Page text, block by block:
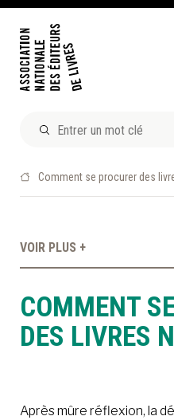
DOSSIERS ET ENJEUX
PERFECTIONNEMENT
ET SERVICES AUX
RÉPERTOIRE DES
CALENDRIER
Comment se procurer des
COMMENT
DES LIVRES
Après mûre réflexion, la
VOIR PLUS +